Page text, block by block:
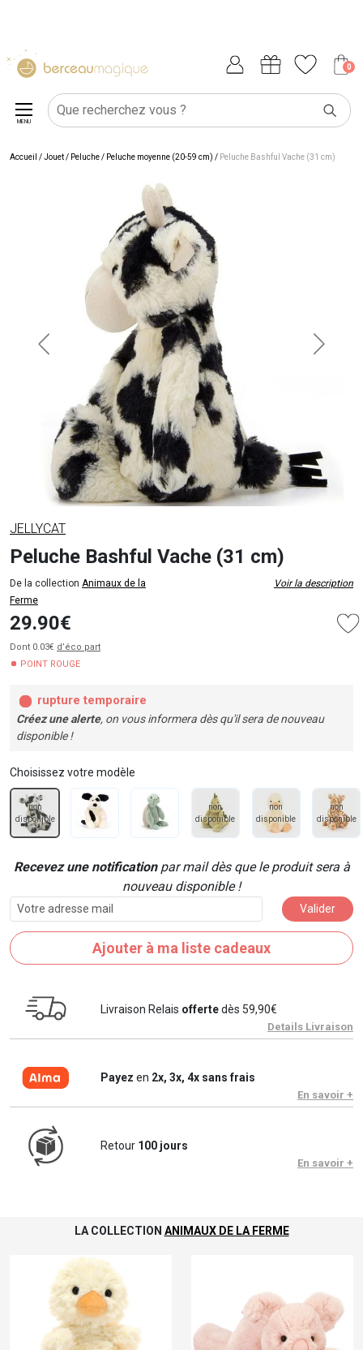
0
MENU
Accueil /Jouet/ Peluche/ Peluche moyenne (20-59 cm) / Peluche Bashful Vache (31 cm)
JELLYCAT
Peluche Bashful Vache (31 cm)
De la collection Animaux de la
Ferme
Voir la description
29.90€
Dont 0.03€ d’éco part
POINT ROUGE
rupture temporaire
Créez une alerte, on vous informera dès qu'il sera de nouveau
disponible !
Choisissez votre modèle
non
disponible
non
disponible
non
disponible
non
disponible
Recevez une notificationpar mail dès que le produit sera à
nouveau disponible !
Valider
Ajouter à ma liste cadeaux
Livraison Relais offertedès 59,90€
Details Livraison
Payez en 2x, 3x, 4x sans frais
En savoir +
Retour 100 jours
En savoir +
LA COLLECTION ANIMAUX DE LA FERME